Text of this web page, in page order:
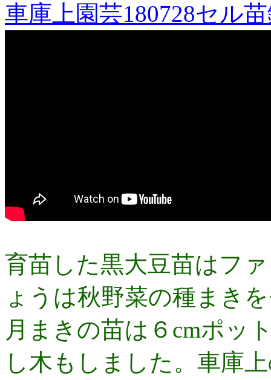
車庫上園芸180728セル
育苗した黒大豆苗はフ
ょうは秋野菜の種まき
月まきの苗は６cmポッ
し木もしました。車庫